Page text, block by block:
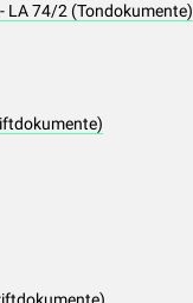
LA 74/2 (Tondokumente)